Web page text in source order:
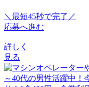
＼最短45秒で完了／
応募へ進む
詳しく
見る